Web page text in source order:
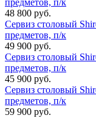
предметов, п/к
48 800 руб.
Сервиз столовый
предметов, п/к
49 900 руб.
Сервиз столовый
предметов, п/к
45 900 руб.
Сервиз столовый
предметов, п/к
59 900 руб.